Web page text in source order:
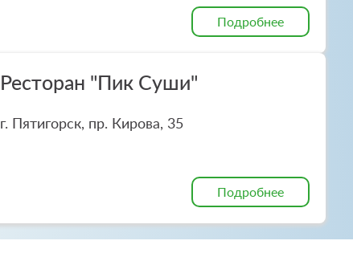
Подробнее
Ресторан "Пик Суши"
г. Пятигорск, пр. Кирова, 35
Подробнее